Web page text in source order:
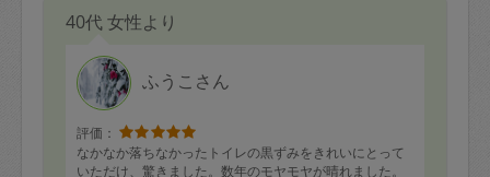
れたり出したりの、生きたスペースになりました。
40代 女性より
ふうこさん
評価：
なかなか落ちなかったトイレの黒ずみをきれいにとって
いただけ、驚きました。数年のモヤモヤが晴れました。